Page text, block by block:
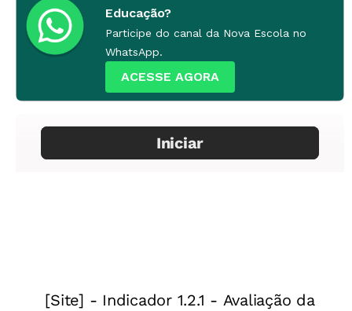
Educação?
Participe do canal da Nova Escola no
WhatsApp.
ACESSE AGORA